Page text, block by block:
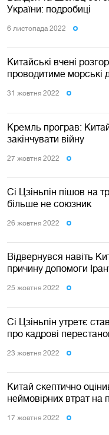
України: подробиці
6 листопада 2022
Китайські вчені
проводитиме морські
31 жовтня 2022
Кремль програв:
закінчувати війну
27 жовтня 2022
Сі Цзіньпін пішов на
більше не союзник
26 жовтня 2022
Відвернувся навіть
причину допомоги
25 жовтня 2022
Сі Цзіньпін утретє
про кадрові
23 жовтня 2022
Китай скептично
неймовірних втрат на
17 жовтня 2022